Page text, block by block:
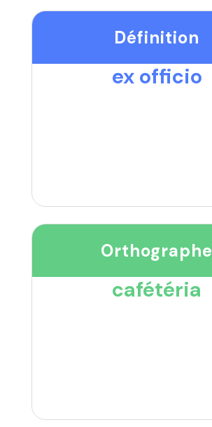
Définition
ex officio
Orthographe
cafétéria